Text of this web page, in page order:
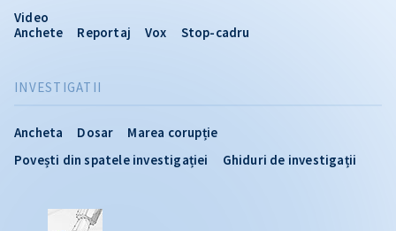
INVESTIGATII
Ancheta Dosar
Marea corupție
Povești din spatele investigației
Ghiduri de investigații
Video
Anchete
Reportaj Vox Stop-cadru